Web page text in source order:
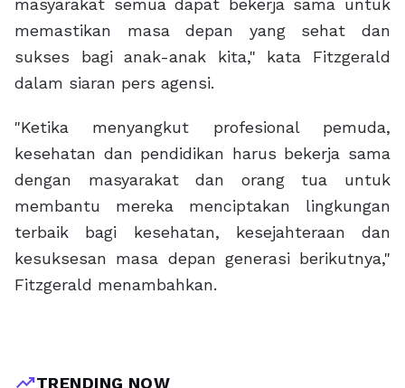
memastikan masa depan yang sehat dan
sukses bagi anak-anak kita," kata Fitzgerald
dalam siaran pers agensi.
"Ketika menyangkut profesional pemuda,
kesehatan dan pendidikan harus bekerja sama
dengan masyarakat dan orang tua untuk
membantu mereka menciptakan lingkungan
terbaik bagi kesehatan, kesejahteraan dan
kesuksesan masa depan generasi berikutnya,"
Fitzgerald menambahkan.
TRENDING NOW